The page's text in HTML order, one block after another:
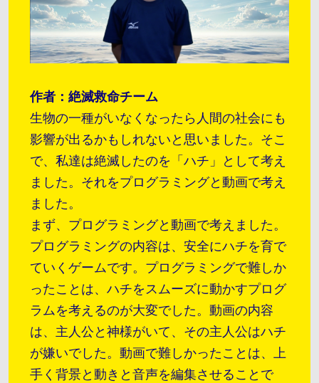
作者：絶滅救命チーム
生物の一種がいなくなったら人間の社会にも
影響が出るかもしれないと思いました。そこ
で、私達は絶滅したのを「ハチ」として考え
ました。それをプログラミングと動画で考え
ました。
まず、プログラミングと動画で考えました。
プログラミングの内容は、安全にハチを育で
ていくゲームです。プログラミングで難しか
ったことは、ハチをスムーズに動かすプログ
ラムを考えるのが大変でした。動画の内容
は、主人公と神様がいて、その主人公はハチ
が嫌いでした。動画で難しかったことは、上
手く背景と動きと音声を編集させることで